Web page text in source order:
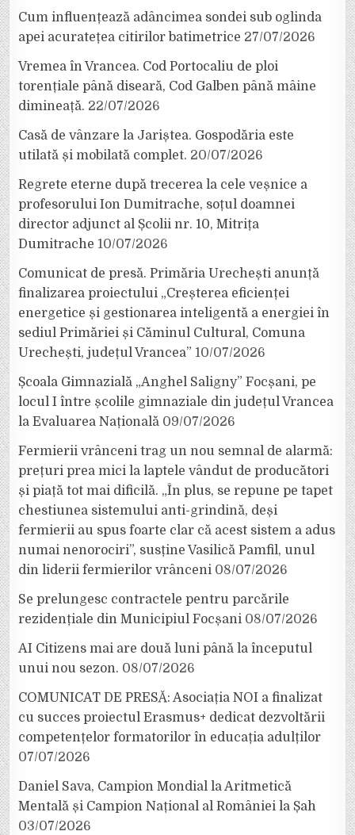
Cum influențează adâncimea sondei sub oglinda
apei acuratețea citirilor batimetrice 27/07/2026
Vremea în Vrancea. Cod Portocaliu de ploi
torențiale până diseară, Cod Galben până mâine
dimineață. 22/07/2026
Casă de vânzare la Jariștea. Gospodăria este
utilată și mobilată complet. 20/07/2026
Regrete eterne după trecerea la cele veșnice a
profesorului Ion Dumitrache, soțul doamnei
director adjunct al Școlii nr. 10, Mitrița
Dumitrache 10/07/2026
Comunicat de presă. Primăria Urechești anunță
finalizarea proiectului „Creșterea eficienței
energetice și gestionarea inteligentă a energiei în
sediul Primăriei și Căminul Cultural, Comuna
Urechești, județul Vrancea” 10/07/2026
Școala Gimnazială „Anghel Saligny” Focșani, pe
locul I între școlile gimnaziale din județul Vrancea
la Evaluarea Națională 09/07/2026
Fermierii vrânceni trag un nou semnal de alarmă:
prețuri prea mici la laptele vândut de producători
și piață tot mai dificilă. „În plus, se repune pe tapet
chestiunea sistemului anti-grindină, deși
fermierii au spus foarte clar că acest sistem a adus
numai nenorociri”, susține Vasilică Pamfil, unul
din liderii fermierilor vrânceni 08/07/2026
Se prelungesc contractele pentru parcările
rezidențiale din Municipiul Focșani 08/07/2026
AI Citizens mai are două luni până la începutul
unui nou sezon. 08/07/2026
COMUNICAT DE PRESĂ: Asociația NOI a finalizat
cu succes proiectul Erasmus+ dedicat dezvoltării
competențelor formatorilor în educația adulților
07/07/2026
Daniel Sava, Campion Mondial la Aritmetică
Mentală și Campion Național al României la Șah
03/07/2026